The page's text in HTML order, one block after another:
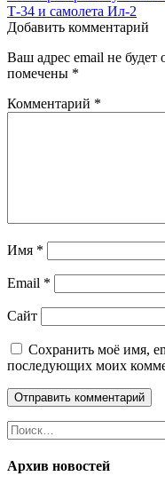
по
записям
Т-34 и самолета Ил-2
Добавить комментарий
Ваш адрес email не будет
помечены *
Комментарий *
Имя *
Email *
Сайт
Сохранить моё имя,
последующих моих
Найти:
Архив новостей